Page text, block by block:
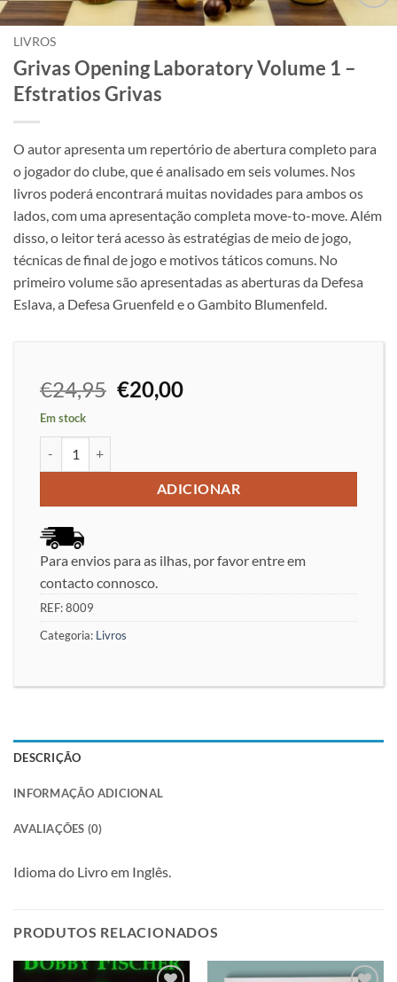
Adicionar
LIVROS
Grivas Opening Laboratory Volume 1 –
Efstratios Grivas
O autor apresenta um repertório de abertura completo para
o jogador do clube, que é analisado em seis volumes. Nos
livros poderá encontrará muitas novidades para ambos os
lados, com uma apresentação completa move-to-move. Além
disso, o leitor terá acesso às estratégias de meio de jogo,
técnicas de final de jogo e motivos táticos comuns. No
primeiro volume são apresentadas as aberturas da Defesa
Eslava, a Defesa Gruenfeld e o Gambito Blumenfeld.
€24,95 O
preço
€24,95.
€20,00O
€20,00.
Em stock
ADICIONAR
Para envios para as ilhas, por favor entre em
contacto connosco.
REF:8009
Categoria: Livros
DESCRIÇÃO
INFORMAÇÃO ADICIONAL
AVALIAÇÕES (0)
Idioma do Livro em Inglês.
PRODUTOS RELACIONADOS